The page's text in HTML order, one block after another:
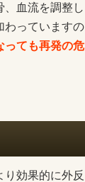
、血流を調整し
わっていますの
っても再発の危
効果的に外反